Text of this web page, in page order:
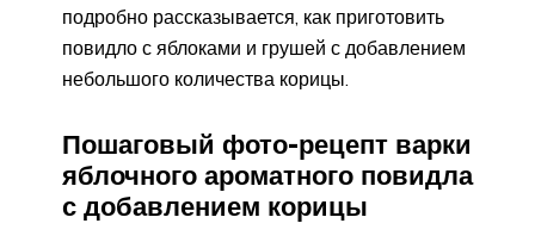
подробно рассказывается, как приготовить
повидло с яблоками и грушей с добавлением
небольшого количества корицы.
Пошаговый фото-рецепт варки
яблочного ароматного повидла
с добавлением корицы